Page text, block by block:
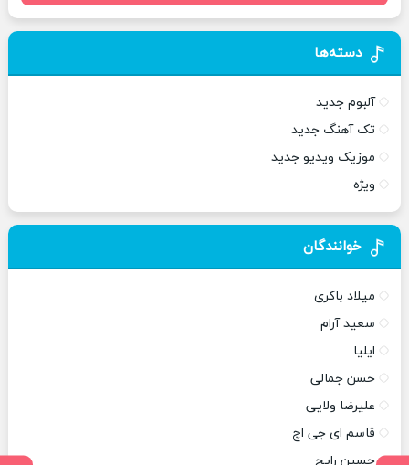
دسته‌ها
آلبوم جدید
تک آهنگ جدید
موزیک ویدیو جدید
ویژه
خوانندگان
میلاد باکری
سعید آرام
ایلیا
حسن جمالی
علیرضا ولایی
قاسم ای جی اچ
حسین رایج